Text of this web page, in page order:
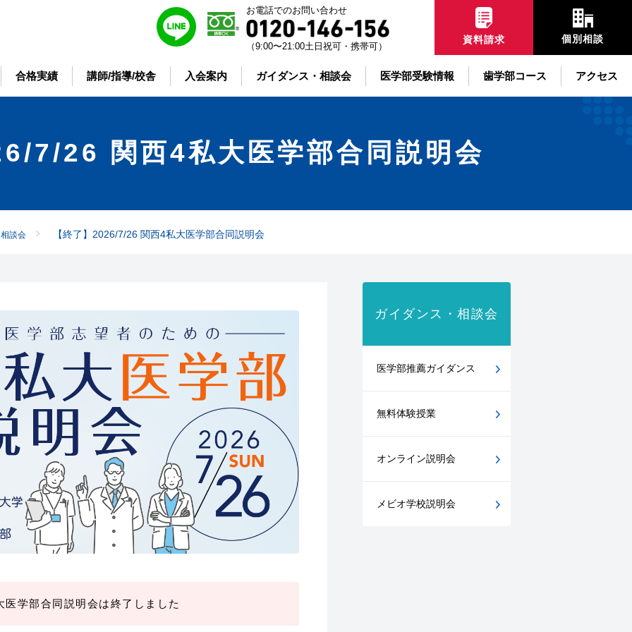
お電話でのお問い合わせ
（9:00〜21:00土日祝可・携帯可）
資料請求 個別相談
合格実績 講師/指導/校舎 入会案内 ガイダンス・相談会 医学部受験情報 歯学部コース アクセス
7/26 関西4私大医学部合同説明会
談会 【終了】2026/7/26 関西4私大医学部合同説明会
医学部合同説明会は終了しました
ガイダンス・相談会
医学部推薦ガイダンス
無料体験授業
オンライン説明会
メビオ学校説明会